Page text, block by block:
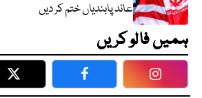
عائد پابندیاں ختم کر دیں
ہمیں فالو کریں
Twitter Facebook